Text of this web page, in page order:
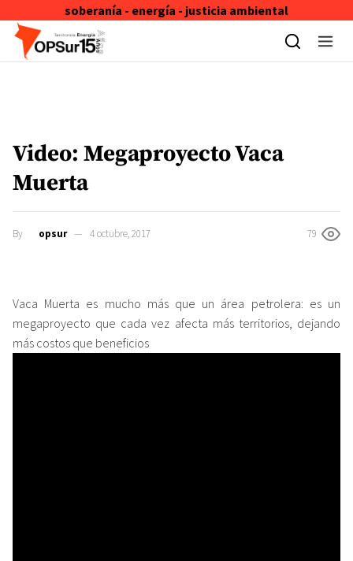
soberanía - energía - justicia ambiental
Skip to content
Video: Megaproyecto Vaca
Muerta
By opsur 4 octubre, 2017 79
Vaca Muerta es mucho más que un área petrolera: es un
megaproyecto que cada vez afecta más territorios, dejando
más costos que beneficios